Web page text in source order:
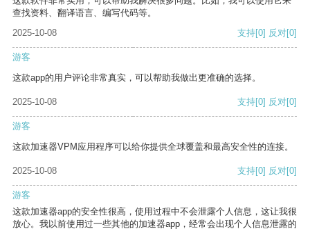
查找资料、翻译语言、编写代码等。
2025-10-08
支持[0] 反对[0]
游客
这款app的用户评论非常真实，可以帮助我做出更准确的选择。
2025-10-08 支持[0] 反对[0]
游客
这款加速器VPM应用程序可以给你提供全球覆盖和最高安全性的连接。
2025-10-08 支持[0] 反对[0]
游客
这款加速器app的安全性很高，使用过程中不会泄露个人信息，这让我很
放心。我以前使用过一些其他的加速器app，经常会出现个人信息泄露的